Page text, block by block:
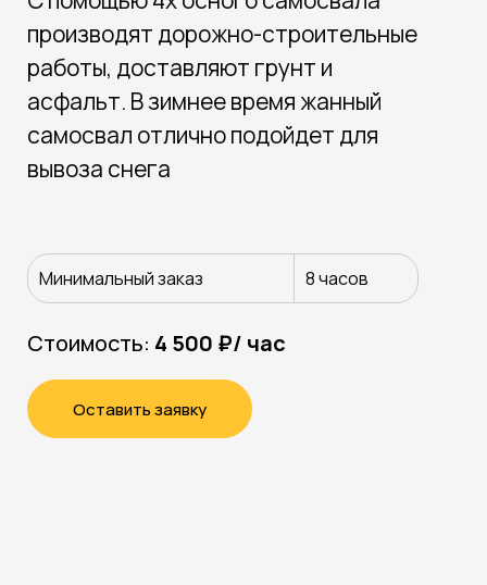
Оставить заявку
Стоимость: 4 500 ₽/ час
Минимальный заказ 8 часов
производят дорожно-строительные
работы, доставляют грунт и
асфальт. В зимнее время жанный
самосвал отлично подойдет для
вывоза снега